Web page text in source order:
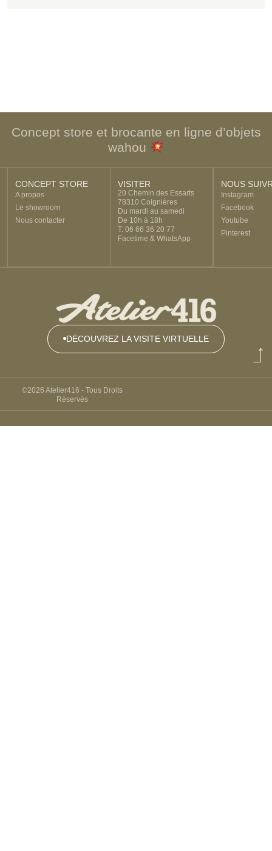
Concept store et brocante en ligne d’objets
wahou
CONCEPT STORE
A propos
Le showroom
Nous contacter
VISITER
20 Chemin des Essarts
78310 Coignières
Du mardi au samedi
De 10h à 18h
T: 06 66 36 20 77
Facetime & WhatsApp
NOUS
Instagram
Facebook
Youtube
Pinterest
DÉCOUVREZ LA VISITE VIRTUELLE
LA VISITE
©2026 Atelier416 - Tous Droits
Réservés